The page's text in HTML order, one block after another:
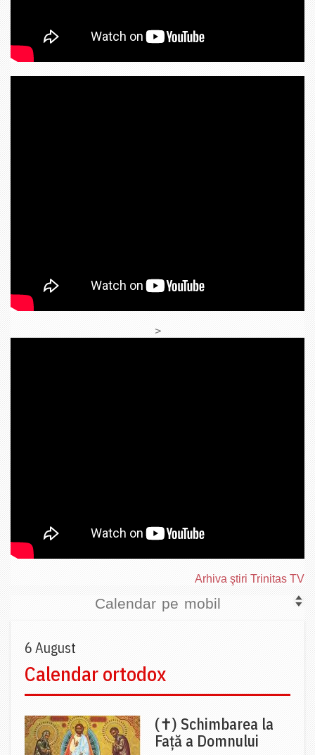
>
Arhiva ştiri Trinitas TV
Calendar pe mobil
6 August
Calendar ortodox
(✝) Schimbarea la
Față a Domnului